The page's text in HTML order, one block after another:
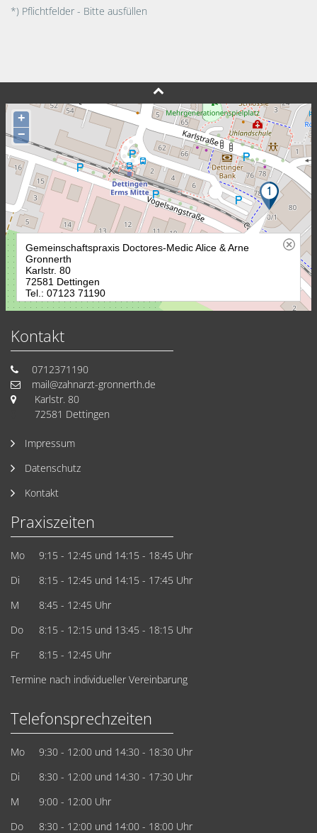
*) Pflichtfelder - Bitte ausfüllen
Kontakt
0712371190
mail@zahnarzt-gronnerth.de
Karlstr. 80
72581 Dettingen
Impressum
Datenschutz
Kontakt
Praxiszeiten
Mo
Di
M
Do
Fr
9:15 - 12:45 und 14:15 - 18:45 Uhr
8:15 - 12:45 und 14:15 - 17:45 Uhr
8:45 - 12:45 Uhr
8:15 - 12:15 und 13:45 - 18:15 Uhr
8:15 - 12:45 Uhr
Termine nach individueller Vereinbarung
Telefonsprechzeiten
Mo
Di
M
Do
9:30 - 12:00 und 14:30 - 18:30 Uhr
8:30 - 12:00 und 14:30 - 17:30 Uhr
9:00 - 12:00 Uhr
8:30 - 12:00 und 14:00 - 18:00 Uhr